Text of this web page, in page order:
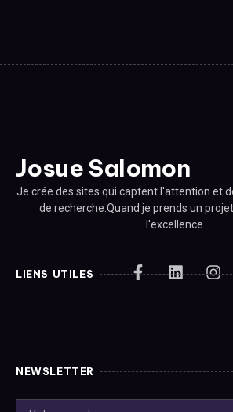
Josue Salomon
Je crée des sites qui captent l'attention et
de recherche.Quand je prends un
l'excellence.
LIENS UTILES
NEWSLETTER